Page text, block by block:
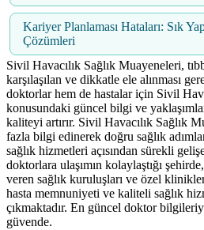
Kariyer Planlaması Hataları: Sık
Çözümleri
Sivil Havacılık Sağlık Muayeneleri,
karşılaşılan ve dikkatle ele alınması
doktorlar hem de hastalar için Sivil
konusundaki güncel bilgi ve
kaliteyi artırır. Sivil Havacılık Sağlık
fazla bilgi edinerek doğru sağlık
sağlık hizmetleri açısından sürekli
doktorlara ulaşımın kolaylaştığı
veren sağlık kuruluşları ve özel
hasta memnuniyeti ve kaliteli sağlık
çıkmaktadır. En güncel doktor
güvende.